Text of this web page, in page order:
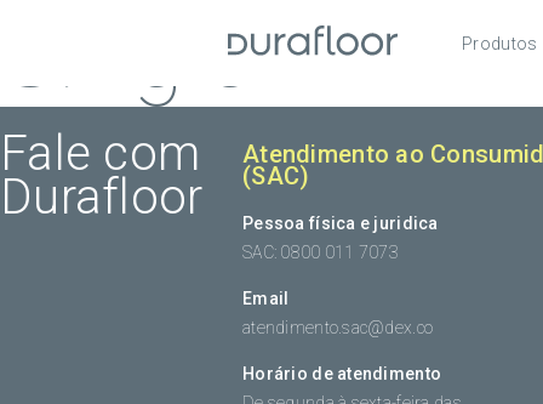
Produtos
Single
Fale com
Durafloor
Atendimento ao
(SAC)
Pessoa física e juridica
SAC: 0800 011 7073
Email
atendimento.sac@dex.co
Horário de atendimento